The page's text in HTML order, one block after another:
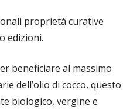
proprietà curative
edizioni.
beneficiare al massimo
dell’olio di cocco, questo
biologico, vergine e